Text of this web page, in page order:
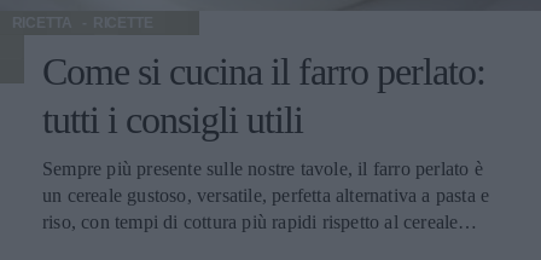
RICETTA
Come si cucina il farro perlato:
tutti i consigli utili
Sempre più presente sulle nostre tavole, il farro perlato è
un cereale gustoso, versatile, perfetta alternativa a pasta e
riso, con tempi di cottura più rapidi rispetto al cereale